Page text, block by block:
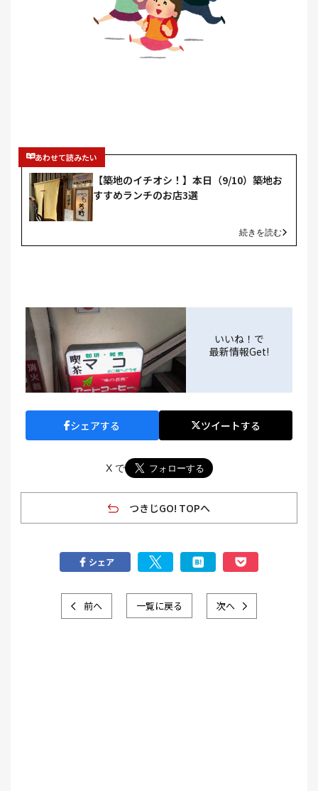
あわせて読みたい
【築地のイチオシ！】本日（9/10）築地お
すすめランチのお店3選
続きを読む
いいね！で
最新情報Get!
シェアする ツイートする
X で
つきじGO! TOPへ
シェア
前へ 一覧に戻る 次へ